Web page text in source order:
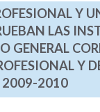
Y
LAS
GENERAL
Y
2009-2010